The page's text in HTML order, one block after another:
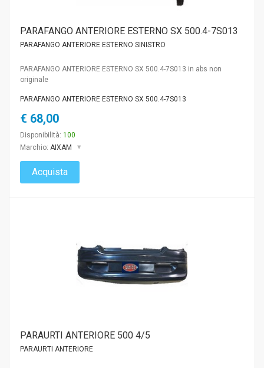
PARAFANGO ANTERIORE ESTERNO SX 500.4-7S013
PARAFANGO ANTERIORE ESTERNO SINISTRO
PARAFANGO ANTERIORE ESTERNO SX 500.4-7S013 in abs non
originale
PARAFANGO ANTERIORE ESTERNO SX 500.4-7S013
€ 68,00
Disponibilità: 100
Marchio: AIXAM
Acquista
PARAURTI ANTERIORE 500 4/5
PARAURTI ANTERIORE